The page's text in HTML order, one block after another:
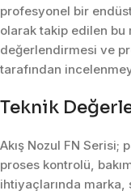
profesyonel bir
olarak takip edilen
değerlendirmesi ve
tarafından
Teknik
Akış Nozul FN Serisi;
proses kontrolü,
ihtiyaçlarında marka,